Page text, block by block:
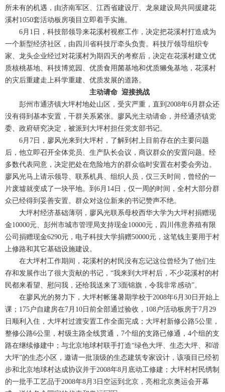
所未有的机遇，由济南军区、江西省建设厅、龙泉建设局共同援建花
溪村1050套活动板房项目立即着手实施。
6月1日，科技部领导来花溪村视察工作，决定把花溪村打造成为
一个新型经济社区，由四川省科技厅牵头负责。科技厅领导组织专
家、龙头企业经过对花溪村为期四天的考察后，决定在花溪村建立优
质核桃基地、科技博览园、优质食用菌基地和优质獭兔基地，花溪村
的灾后重建走上科学重建、优质发展的道路。
主动请命 迎接挑战
彭州市通济镇大坪村地处山区，受灾严重，直到2008年6月群众还
没有得到基本安置，干群关系紧张。廖风光主动请命，并经通济镇党
委、政府研究决定，被派到大坪村担任党支部书记。
6月7日，廖风光来到大坪村，了解到村上目前存在的主要问题
后，他立即召开全体党员、生产队长会议，商议群众的安置问题。经
多数代表同意，决定把处在危险地方的群众临时安置在村委会旁边。
廖风光马上请示领导、联系机具、组织人员，仅三天时间，曾经的一
片废墟就变成了一块平地。到6月14日，仅一周的时间，全村大部分群
众已经得到妥善安置。群众对这位新来的书记赞声不绝。
大坪村经济基础薄弱，廖风光联系母校西华大学为大坪村捐赠现
金10000元、彭州市城市管理局支持现金10000元，四川伟意养殖有限
公司捐赠现金6290元，电子科技大学捐赠50000元，这笔钱主要用于村
上修路和其它基础设施建设。
在大坪村工作期间，花溪村的村民没有忘记这位曾经为了他们生
存和发展作出了很大贡献的书记，“我来到大坪村后，不少花溪村的村
民都来看望、慰问我，还给我送来了3面锦旗，令我非常感动”。
在廖风光的努力下，大坪村帐篷暑期学校于2008年6月30日开始上
课；175户自建房在7月10日前全部通过验收，108户活动板房于7月29
日顺利入住，大坪村过渡安置工作全面完成；大坪村新修公路5公里，
整修公路6公里，村级主路全线贯通，7个组的支路已修通，4个组的支
路在继续修建中；与北京地球村联手打造“绿色大坪、生态大坪、和谐
大坪”的生态小区，邀请一批顶级的生态建筑专家设计，该项目已经初
步和北京地球村达成协议并于2008年8月底动工修建；大坪村村民绣制
的一批手工艺品于2008年8月3日空运到北京，亮相北京奥运会开幕